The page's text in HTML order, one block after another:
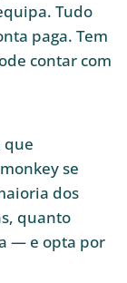
Tudo
paga. Tem
contar com
que
se
dos
quanto
— e opta por